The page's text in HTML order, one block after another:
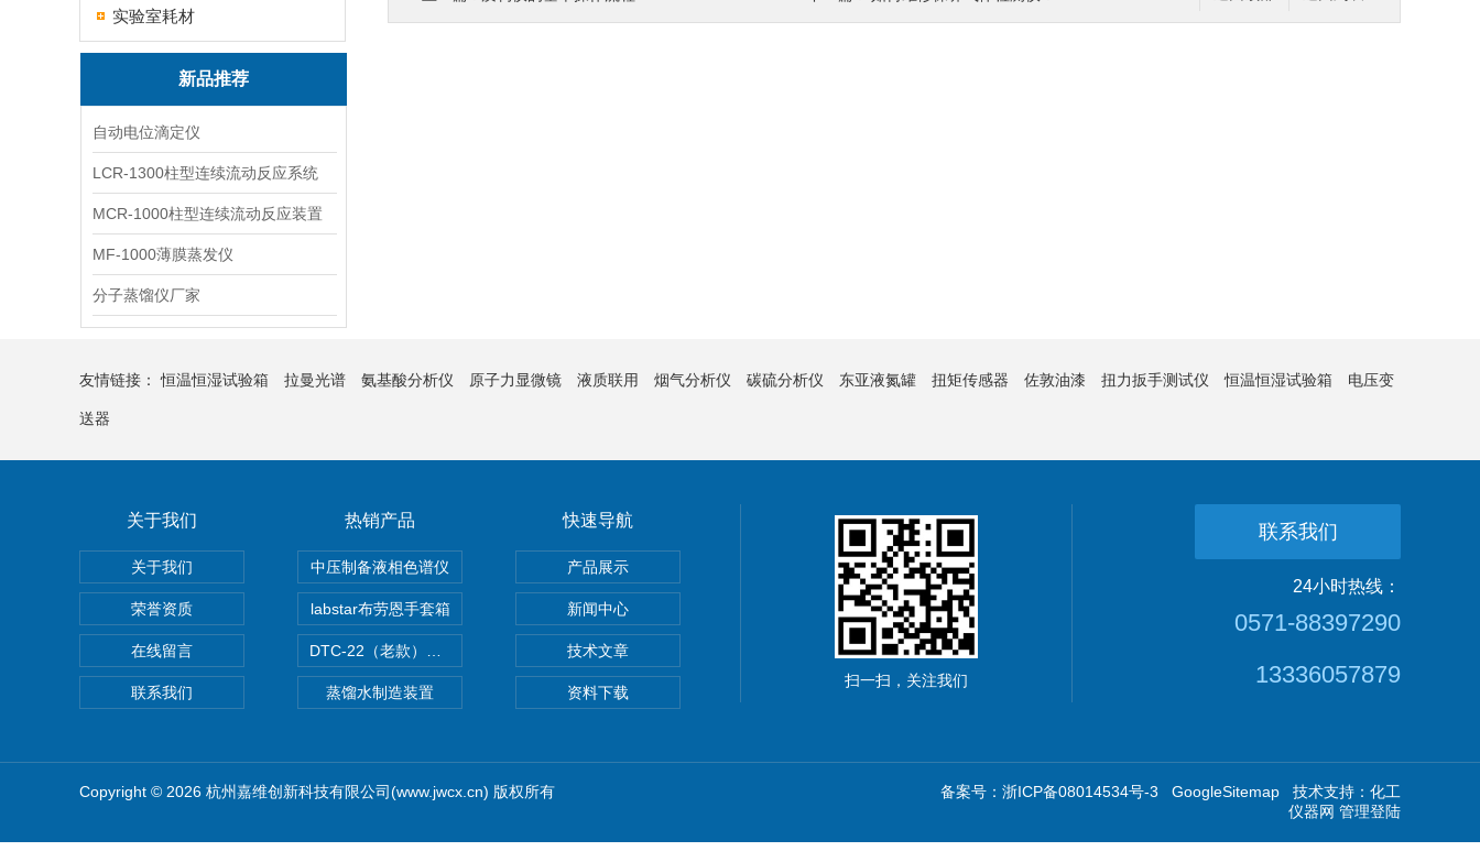
实验室耗材
新品推荐
自动电位滴定仪
LCR-1300柱型连续流动反应系统
MCR-1000柱型连续流动反应装置
MF-1000薄膜蒸发仪
分子蒸馏仪厂家
友情链接：恒温恒湿试验箱 拉曼光谱 氨基酸分析仪 原子力显微镜 液质联用 烟气分析仪 碳硫分析仪 东亚液氮罐 扭矩传感器 佐敦油漆 扭力扳手测试仪 恒温恒湿试验箱 电压变
送器
关于我们
关于我们
荣誉资质
在线留言
联系我们
热销产品
中压制备液相色谱仪
labstar布劳恩手套箱
蒸馏水制造装置
快速导航
产品展示
新闻中心
技术文章
资料下载
扫一扫，关注我们
联系我们
24小时热线：
0571-88397290
13336057879
Copyright © 2026 杭州嘉维创新科技有限公司(www.jwcx.cn) 版权所有 备案号：浙ICP备08014534号-3 GoogleSitemap 技术支持： 化工
仪器网 管理登陆